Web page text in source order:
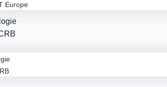
Europe